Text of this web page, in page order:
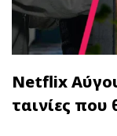
Netflix
ταινίες που